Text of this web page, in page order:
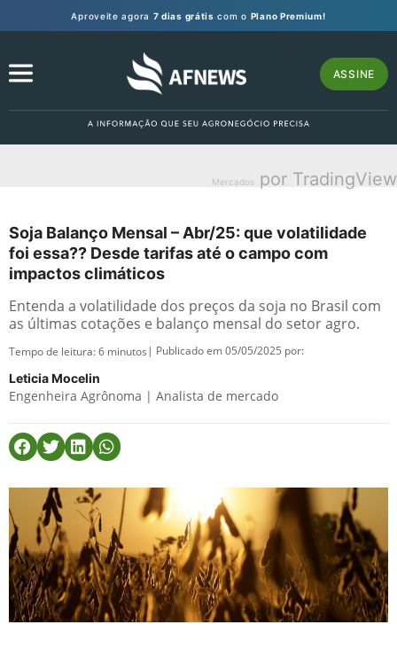
Aproveite agora 7 dias grátis com o Plano Premium!
ASSINE
Mercados por TradingView
Soja Balanço Mensal – Abr/25: que volatilidade
foi essa?? Desde tarifas até o campo com
impactos climáticos
Entenda a volatilidade dos preços da soja no Brasil com
as últimas cotações e balanço mensal do setor agro.
Tempo de leitura:6 minutos | Publicado em 05/05/2025 por:
Leticia Mocelin
Engenheira Agrônoma | Analista de mercado